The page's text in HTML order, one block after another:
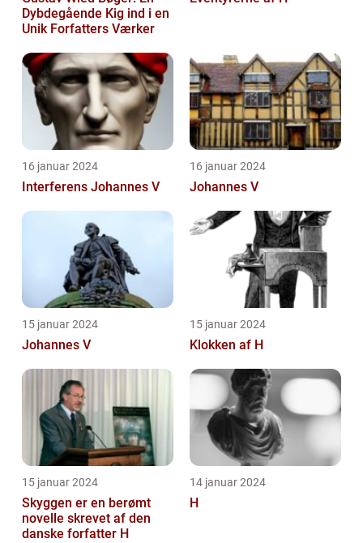
Dybdegående Kig ind i en
Unik Forfatters Værker
16 januar 2024
Interferens Johannes V
16 januar 2024
Johannes V
15 januar 2024
Johannes V
15 januar 2024
Klokken af H
15 januar 2024
Skyggen er en berømt
novelle skrevet af den
danske forfatter H
14 januar 2024
H